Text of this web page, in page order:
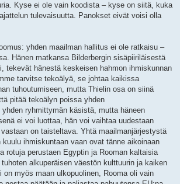
Kyse ei ole vain koodista – kyse on siitä, kuka
tulevaisuutta. Panokset eivät voisi olla
yhden maailman hallitus ei ole ratkaisu –
Hänen matkansa Bilderbergin sisäpiiriläisestä
tekevät hänestä keskeisen hahmon ihmiskunnan
tarvitse tekoälyä, se johtaa kaikissa
tuhoutumiseen, mutta Thielin osa on siinä
pitää tekoälyn poissa yhden
ryhmittymän käsistä, mutta häneen
ei voi luottaa, hän voi vaihtaa uudestaan
on taisteltava. Yhtä maailmanjärjestystä
ihmiskuntaan vaan ovat tänne aikoinaan
rotuja perustaen Egyptin ja Rooman kaltaisia
alkuperäisen väestön kulttuurin ja kaiken
on myös maan ulkopuolinen, Rooma oli vain